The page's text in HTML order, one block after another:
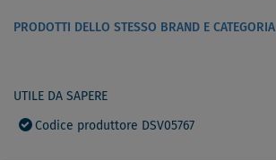
PRODOTTI DELLO STESSO BRAND E CATEGORIA
UTILE DA SAPERE
Codice produttore DSV05767